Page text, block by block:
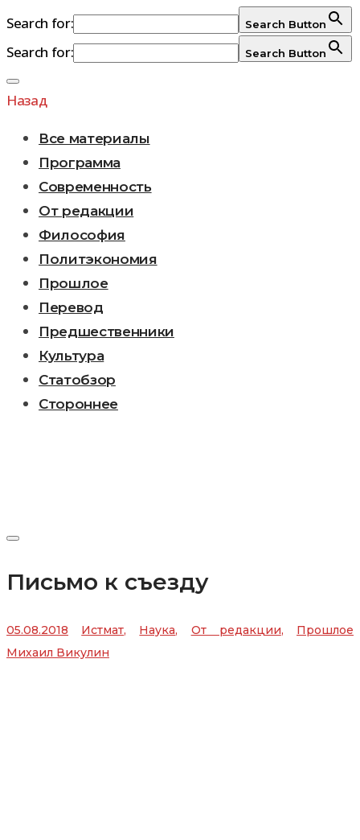
Search for: Search Button
Search for: Search Button
Перейти
к
Назад
Все материалы
Программа
Современность
От редакции
Философия
Политэкономия
Прошлое
Перевод
Предшественники
Культура
Статобзор
Стороннее
Письмо к съезду
05.08.2018 Истмат, Наука, От редакции, Прошлое
Михаил Викулин